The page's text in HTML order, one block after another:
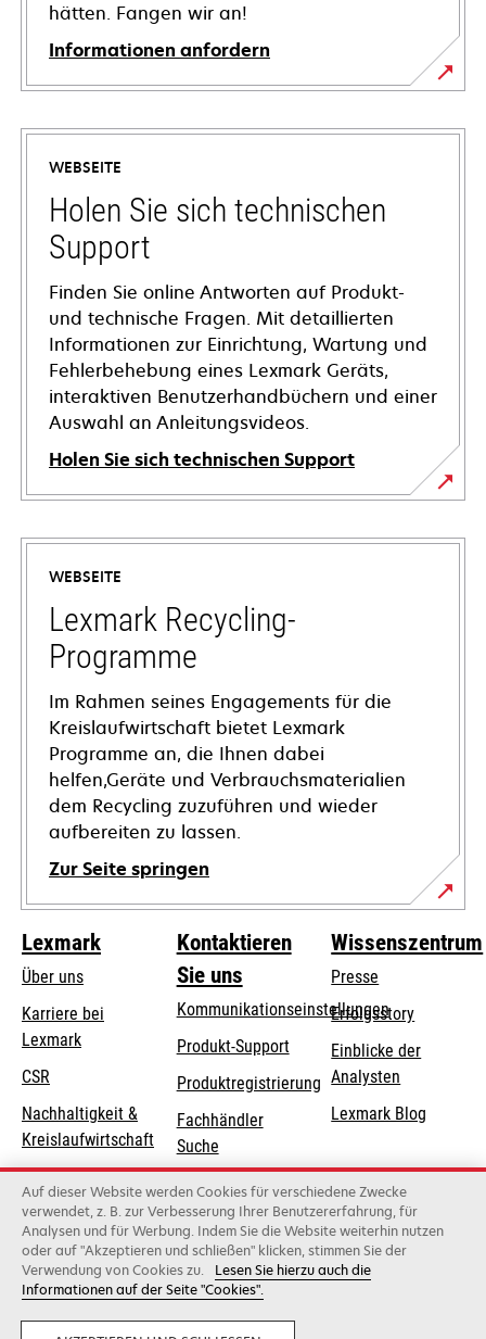
hätten. Fangen wir an!
Informationen anfordern
WEBSEITE
Holen Sie sich technischen
Support
Finden Sie online Antworten auf Produkt-
und technische Fragen. Mit detaillierten
Informationen zur Einrichtung, Wartung und
Fehlerbehebung eines Lexmark Geräts,
interaktiven Benutzerhandbüchern und einer
Auswahl an Anleitungsvideos.
Holen Sie sich technischen Support
wird
in
neuen
Registerkarte
geöffnet
WEBSEITE
Lexmark Recycling-
Programme
Im Rahmen seines Engagements für die
Kreislaufwirtschaft bietet Lexmark
Programme an, die Ihnen dabei
helfen,Geräte und Verbrauchsmaterialien
dem Recycling zuzuführen und wieder
aufbereiten zu lassen.
Zur Seite springen
Lexmark
Über uns
Karriere bei
Lexmark
CSR
Nachhaltigkeit &
Kreislaufwirtschaft
Lexmark-Partner
Kontaktieren
Sie uns
Kommunikationseinstellungen
wird
in
einer
neuen
Registerkarte
geöffnet
Produkt-Supportwird
einer
neuen
geöffnet
Produktregistrierung
Fachhändler
Suche
Lexmark
Distributoren
Wissenszentrum
Presse
Erfolgsstory
Einblicke der
Analysten
Lexmark Blog
Lexmark International, Inc., ein Unternehmen von Xerox
©2026 Alle Rechte vorbehalten..
Auf dieser Website werden Cookies für verschiedene Zwecke
verwendet, z. B. zur Verbesserung Ihrer Benutzererfahrung, für
Analysen und für Werbung. Indem Sie die Website weiterhin nutzen
oder auf "Akzeptieren und schließen" klicken, stimmen Sie der
Verwendung von Cookies zu.
Lesen Sie hierzu auch die
Informationen auf der Seite "Cookies".